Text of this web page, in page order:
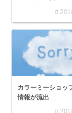
カラーミーショッ
情報が流出